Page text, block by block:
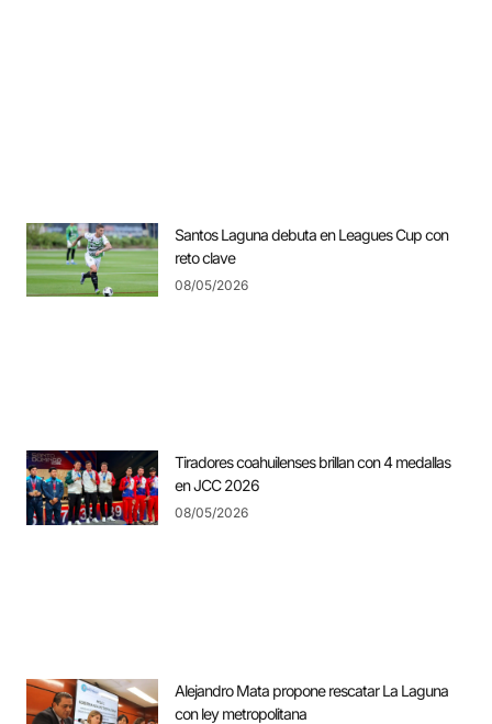
Santos Laguna debuta en Leagues Cup con
reto clave
08/05/2026
Tiradores coahuilenses brillan con 4 medallas
en JCC 2026
08/05/2026
Alejandro Mata propone rescatar La Laguna
con ley metropolitana